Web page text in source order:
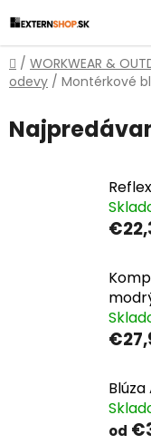
na
obsah
Domov
/ WORKWEAR &
odevy / Montérkové
Blúza
od